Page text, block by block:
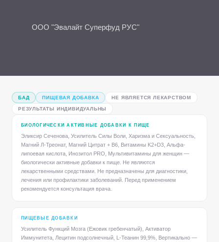
ООО "Эвалайт Суперфуд РУС"
БАД ПИЩЕВАЯ ДОБАВКА НЕ ЯВЛЯЕТСЯ ЛЕКАРСТВОМ
РЕЗУЛЬТАТЫ ИНДИВИДУАЛЬНЫ
БИОЛОГИЧЕСКИ АКТИВНЫЕ ДОБАВКИ К ПИЩЕ
Эликсир Сеченова, Усилитель Силы Воли, Харизма и Сексуальность,
Магний Л-Треонат, Магний Цитрат + B6, Витамины K2+D3, Альфа-
липоевая кислота, Инозитол PRO, Мультивитамины для женщин —
биологически активные добавки к пище. Не являются
лекарственными средствами. Не предназначены для диагностики,
лечения или профилактики заболеваний. Перед применением
рекомендуется консультация врача.
ПИЩЕВЫЕ ДОБАВКИ
Усилитель Функций Мозга (Ежовик гребенчатый), Активатор
Иммунитета, Лецитин подсолнечный, L-Теанин 99,9%, Вертикально —